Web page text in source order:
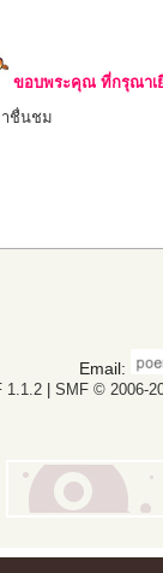
ขอบพระคุณ ที่กรุณาเ
ชื่นชม
Email:
1.1.2| SMF © 2006-